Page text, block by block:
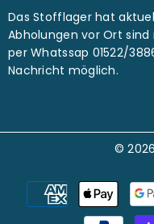
Das Stofflager hat
Abholungen vor Ort
per Whatssap 01522/
Nachricht möglich.
©